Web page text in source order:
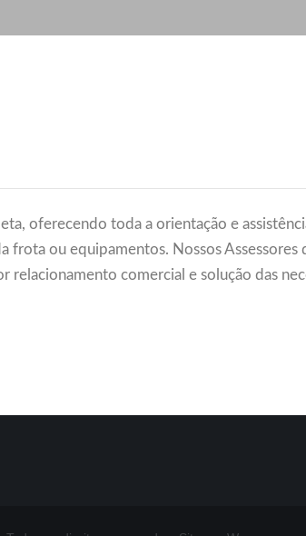
oferecendo toda a orientação e
frota ou equipamentos. Nossos
comercial e solução das